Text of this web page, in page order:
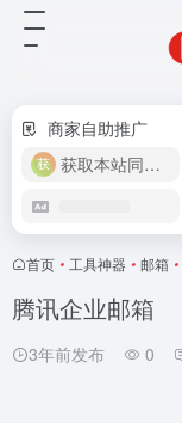
商家自助推广
获取本站同款主题
首页 • 工具神器 • 邮箱 •
腾讯企业邮箱
3年前发布 0